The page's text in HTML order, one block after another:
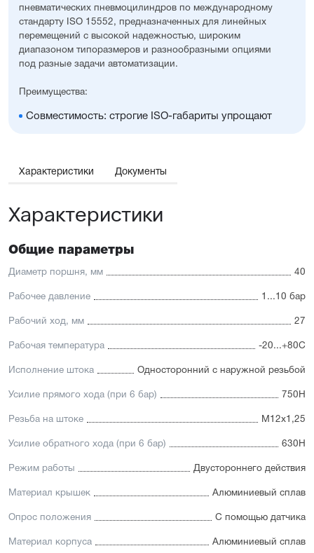
пневматических пневмоцилиндров по международному
стандарту ISO 15552, предназначенных для линейных
перемещений с высокой надежностью, широким
диапазоном типоразмеров и разнообразными опциями
под разные задачи автоматизации.
Преимущества:
Совместимость: строгие ISO-габариты упрощают
возможность изготовления с нестандартными
Доступность: сбалансированное соотношение
поставки
Отличительные черты:
Корпус изготовлен из легкого и прочного алюминия,
покрытого элоксаловым покрытием, препятствующим
коррозии
Шток изготавливается
из нержавеющей или хромированной стали, подходит
Уплотнение — полиуретан (PU) с возможностью
диапазоном (FKM/Viton). А также дополнительное
частицы в полость цилиндра
пневмоцилиндр имеет высокую устойчивость
Характеристики Документы
Характеристики
Общие параметры
Диаметр поршня, мм 40
Рабочее давление 1...10 бар
Рабочий ход, мм 27
Рабочая температура -20...+80С
Исполнение штока Односторонний с наружной резьбой
Усилие прямого хода (при 6 бар) 750Н
Резьба на штоке М12х1,25
Усилие обратного хода (при 6 бар) 630Н
Режим работы Двустороннего действия
Материал крышек Алюминиевый сплав
Опрос положения С помощью датчика
Материал корпуса Алюминиевый сплав